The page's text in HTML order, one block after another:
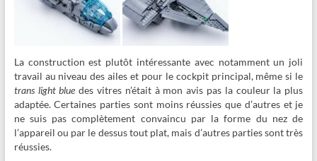
La construction est plutôt intéressante avec notamment un joli
travail au niveau des ailes et pour le cockpit principal, même si le
trans light blue des vitres n’était à mon avis pas la couleur la plus
adaptée. Certaines parties sont moins réussies que d’autres et je
ne suis pas complètement convaincu par la forme du nez de
l’appareil ou par le dessus tout plat, mais d’autres parties sont très
réussies.